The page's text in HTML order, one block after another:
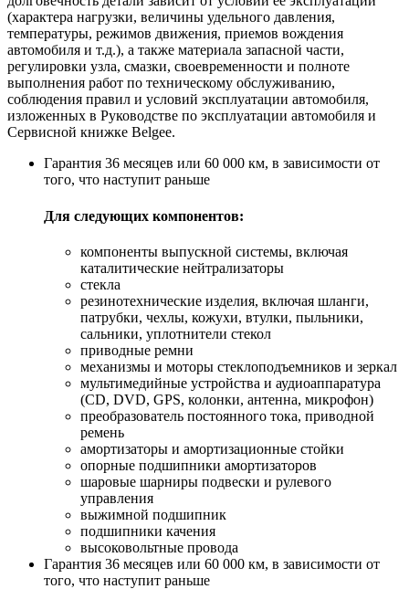
(характера нагрузки, величины удельного давления,
температуры, режимов движения, приемов вождения
автомобиля и т.д.), а также материала запасной части,
регулировки узла, смазки, своевременности и полноте
выполнения работ по техническому обслуживанию,
соблюдения правил и условий эксплуатации автомобиля,
изложенных в Руководстве по эксплуатации автомобиля и
Сервисной книжке Belgee.
Гарантия 36 месяцев или 60 000 км, в зависимости от
того, что наступит раньше
Для следующих компонентов:
компоненты выпускной системы, включая
каталитические нейтрализаторы
стекла
резинотехнические изделия, включая шланги,
патрубки, чехлы, кожухи, втулки, пыльники,
сальники, уплотнители стекол
приводные ремни
механизмы и моторы стеклоподъемников и зеркал
мультимедийные устройства и аудиоаппаратура
(CD, DVD, GPS, колонки, антенна, микрофон)
преобразователь постоянного тока, приводной
ремень
амортизаторы и амортизационные стойки
опорные подшипники амортизаторов
шаровые шарниры подвески и рулевого
управления
выжимной подшипник
подшипники качения
высоковольтные провода
Гарантия 36 месяцев или 60 000 км, в зависимости от
того, что наступит раньше